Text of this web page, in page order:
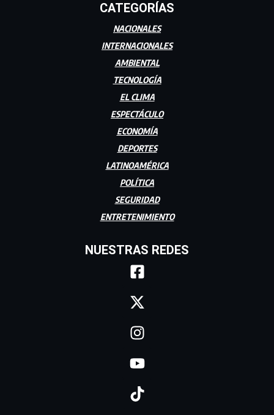
CATEGORÍAS
NACIONALES
INTERNACIONALES
AMBIENTAL
TECNOLOGÍA
EL CLIMA
ESPECTÁCULO
ECONOMÍA
DEPORTES
LATINOAMÉRICA
POLÍTICA
SEGURIDAD
ENTRETENIMIENTO
NUESTRAS REDES